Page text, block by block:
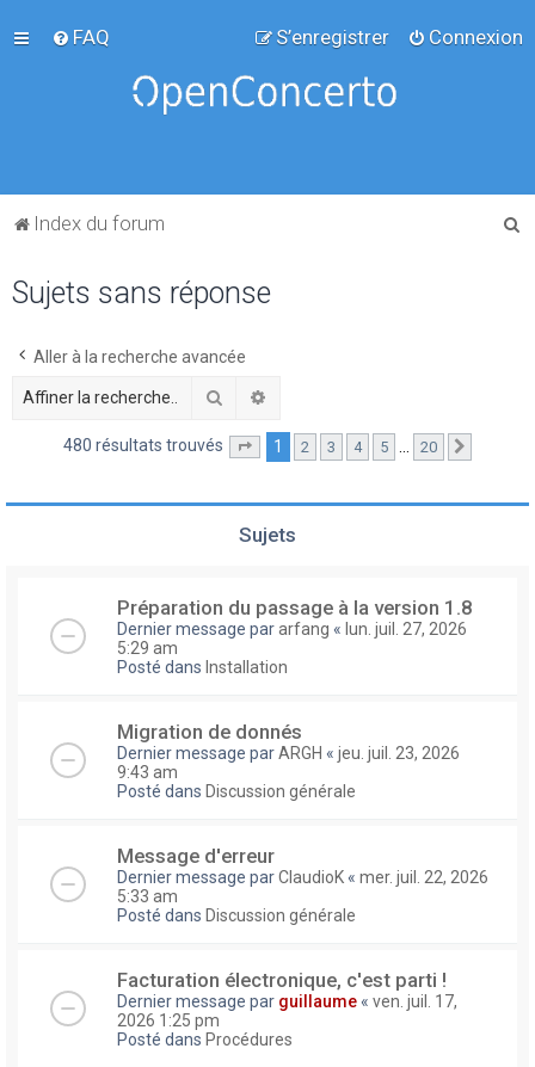
FAQ Connexion
S’enregistrer
Index du forum
Sujets sans réponse
Aller à la recherche avancée
Rechercher
480 résultats trouvés Page sur20
1 2 3 4 5 … 20
Sujets
Préparation du passage à la version 1.8
Dernier message pararfang « lun. juil. 27, 2026
5:29 am
Posté dans Installation
Migration de donnés
Dernier message parARGH « jeu. juil. 23, 2026
9:43 am
Posté dans Discussion générale
Message d'erreur
Dernier message parClaudioK « mer. juil. 22, 2026
5:33 am
Posté dans Discussion générale
Facturation électronique, c'est parti !
Dernier message par guillaume « ven. juil. 17,
2026 1:25 pm
Posté dans Procédures